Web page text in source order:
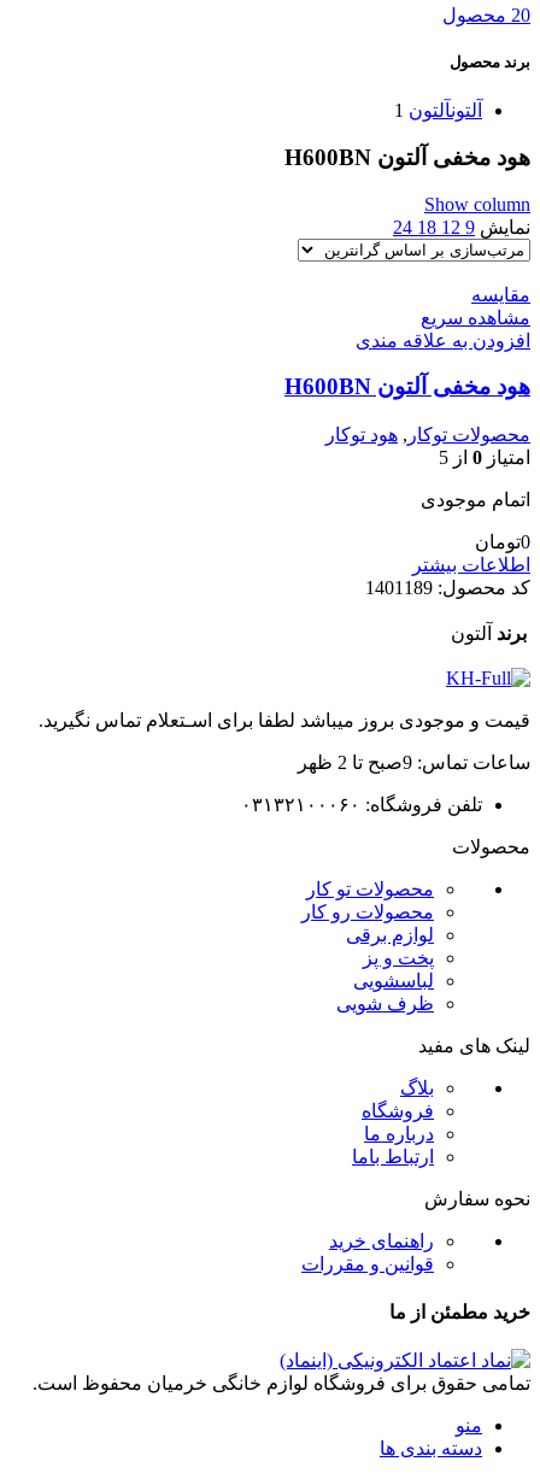
20 محصول
برند محصول
آلتونآلتون 1
هود مخفی آلتون H600BN
Show column
نمایش 9
12
18
24
مقایسه
مشاهده سریع
افزودن به علاقه مندی
هود مخفی آلتون H600BN
محصولات توکار , هود توکار
امتیاز 0 از 5
اتمام موجودی
0تومان
اطلاعات بیشتر
کد محصول: 1401189
برند آلتون
قیمت و موجودی بروز میباشد لطفا برای اسـتعلام تماس نگیرید.
ساعات تماس: 9صبح تا 2 ظهر
تلفن فروشگاه: ۰۳۱۳۲۱۰۰۰۶۰
محصولات
محصولات تو کار
محصولات رو کار
لوازم برقی
پخت و پز
لباسشویی
ظرف شویی
لینک های مفید
بلاگ
فروشگاه
درباره ما
ارتباط باما
نحوه سفارش
راهنمای خرید
قوانین و مقررات
خرید مطمئن از ما
تمامی حقوق برای فروشگاه لوازم خانگی خرمیان محفوظ است.
منو
دسته بندی ها